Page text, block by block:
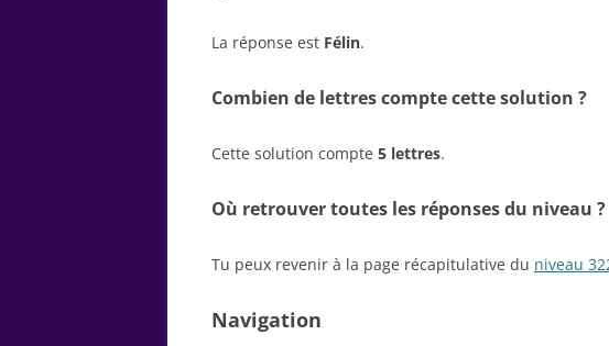
La réponse est Félin.
Combien de lettres compte cette solution ?
Cette solution compte 5 lettres.
Où retrouver toutes les réponses du niveau ?
Tu peux revenir à la page récapitulative du niveau
Navigation